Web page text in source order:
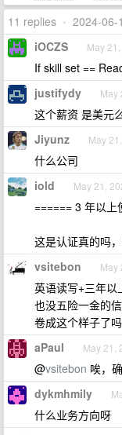
11 replies • 2024-06-
iOCZS May
If skill set ==
justifydy May
这个薪资 是美元
Jiyunz May
什么公司
iold May 21,
====== 3 年以
这是认证真的吗
vsitebon May
英语读写+三年
也没五险一金的
卷成这个样子了吗
aPaul May 21,
@vsitebon 唉，
dykmhmily
什么业务方向呀